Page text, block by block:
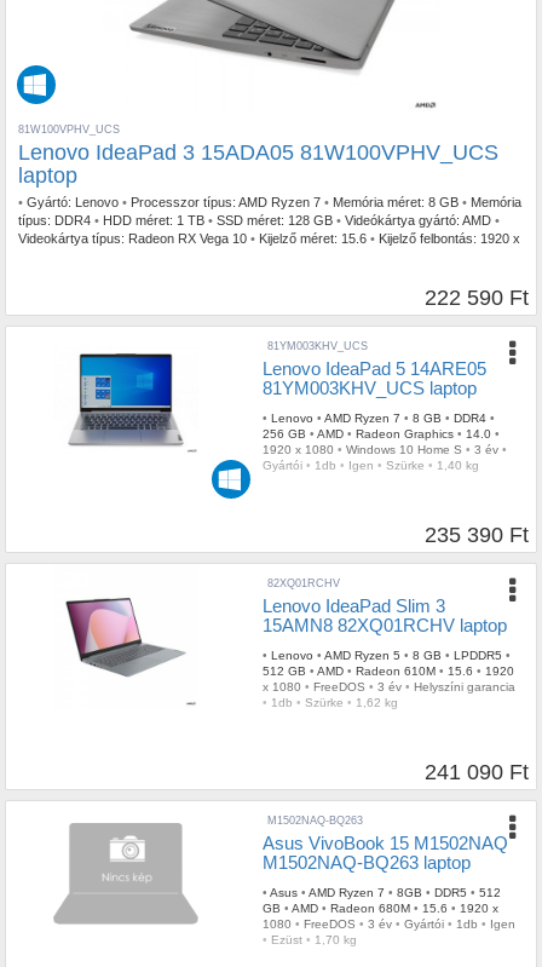
81W100VPHV_UCS
Lenovo IdeaPad 3 15ADA05 81W100VPHV_UCS
laptop
• Gyártó: Lenovo • Processzor típus: AMD Ryzen 7 • Memória méret: 8 GB • Memória
típus: DDR4 • HDD méret: 1 TB • SSD méret: 128 GB • Videókártya gyártó: AMD •
Videokártya típus: Radeon RX Vega 10 • Kijelző méret: 15.6 • Kijelző felbontás: 1920 x
222 590 Ft
81YM003KHV_UCS
Lenovo IdeaPad 5 14ARE05
81YM003KHV_UCS laptop
• Lenovo • AMD Ryzen 7 • 8 GB • DDR4 •
256 GB • AMD • Radeon Graphics • 14.0 •
1920 x 1080 • Windows 10 Home S • 3 év •
Gyártói • 1db • Igen • Szürke • 1,40 kg
235 390 Ft
82XQ01RCHV
Lenovo IdeaPad Slim 3
15AMN8 82XQ01RCHV laptop
• Lenovo • AMD Ryzen 5 • 8 GB • LPDDR5 •
512 GB • AMD • Radeon 610M • 15.6 • 1920
x 1080 • FreeDOS • 3 év • Helyszíni garancia
• 1db • Szürke • 1,62 kg
241 090 Ft
M1502NAQ-BQ263
Asus VivoBook 15 M1502NAQ
M1502NAQ-BQ263 laptop
• Asus • AMD Ryzen 7 • 8GB • DDR5 • 512
GB • AMD • Radeon 680M • 15.6 • 1920 x
1080 • FreeDOS • 3 év • Gyártói • 1db • Igen
• Ezüst • 1,70 kg